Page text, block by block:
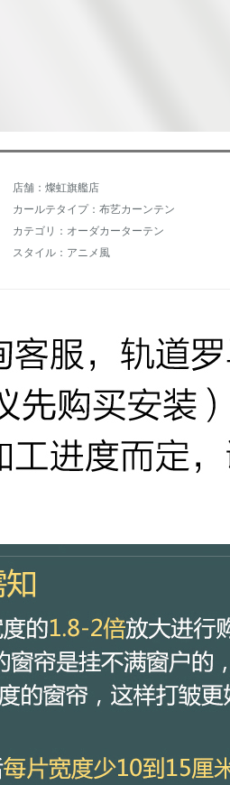
店舗：燦虹旗艦店
カールテタイプ：布艺カーンテン
カテゴリ：オーダカーターテン
スタイル：アニメ風